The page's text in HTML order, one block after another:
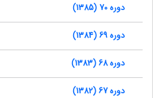
دوره 70 (1385)
دوره 69 (1384)
دوره 68 (1383)
دوره 67 (1382)